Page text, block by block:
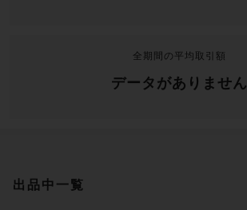
全期間の平均取引額
データがありません
出品中一覧